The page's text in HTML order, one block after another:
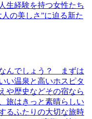
生経験を持つ女性たち
の美しさ”に迫る新た
んでしょう？ まずは
い温泉と高いホスピタ
や歴史などその宿なら
旅はきっと素晴らしい
るふたりの大切な旅時